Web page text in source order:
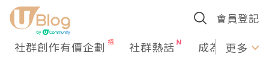
會員登記
社群創作有價企劃 社群熱話 成為U更多